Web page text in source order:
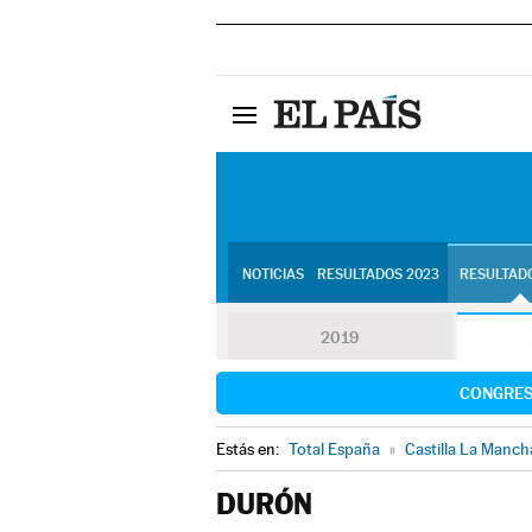
NOTICIAS RESULTADOS 2023
2019
Estás en: Total España » Castilla La
DURÓN